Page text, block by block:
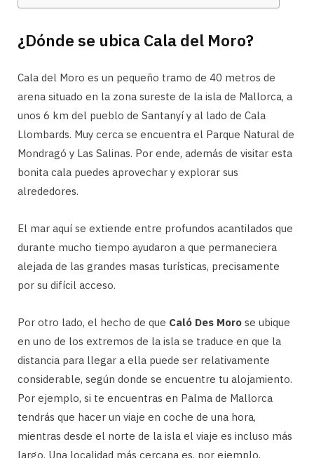
¿Dónde se ubica Cala del Moro?
Cala del Moro es un pequeño tramo de 40 metros de
arena situado en la zona sureste de la isla de Mallorca, a
unos 6 km del pueblo de Santanyí y al lado de Cala
Llombards. Muy cerca se encuentra el Parque Natural de
Mondragó y Las Salinas. Por ende, además de visitar esta
bonita cala puedes aprovechar y explorar sus
alrededores.
El mar aquí se extiende entre profundos acantilados que
durante mucho tiempo ayudaron a que permaneciera
alejada de las grandes masas turísticas, precisamente
por su difícil acceso.
Por otro lado, el hecho de que Caló Des Moro se ubique
en uno de los extremos de la isla se traduce en que la
distancia para llegar a ella puede ser relativamente
considerable, según donde se encuentre tu alojamiento.
Por ejemplo, si te encuentras en Palma de Mallorca
tendrás que hacer un viaje en coche de una hora,
mientras desde el norte de la isla el viaje es incluso más
largo. Una localidad más cercana es, por ejemplo,